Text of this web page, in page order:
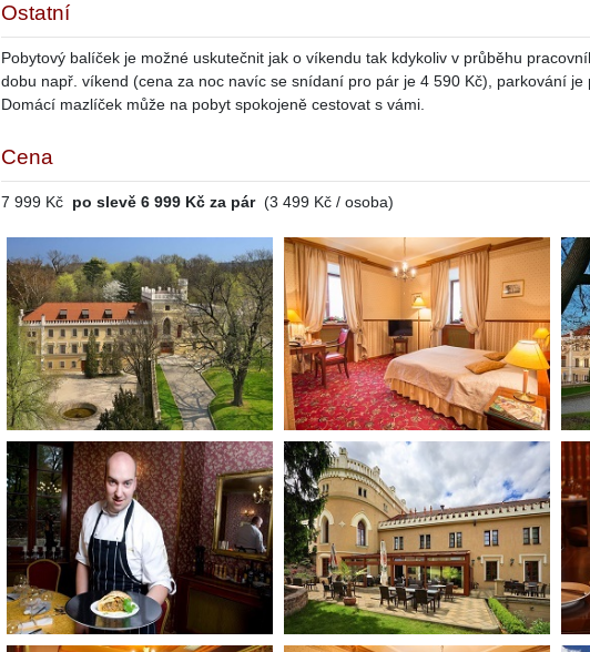
Ostatní
Pobytový balíček je možné uskutečnit jak o víkendu tak kdykoliv v průběhu
dobu např. víkend (cena za noc navíc se snídaní pro pár je 4 590 Kč), parkování
Domácí mazlíček může na pobyt spokojeně cestovat s vámi.
Cena
7 999 Kč po slevě 6 999 Kč za pár(3 499 Kč / osoba)